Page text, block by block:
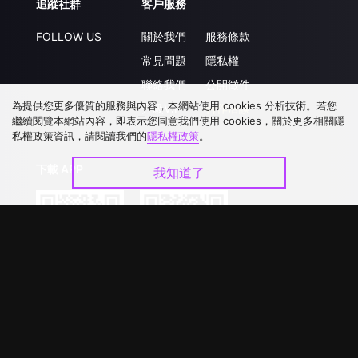
追蹤社群
FOLLOW US
客戶服務
關於我們
常見問題
聯絡我們
升級VIP
服務條款
隱私權
公開徵件
合作洽談
為提供您更多優質的服務與內容，本網站使用 cookies 分析技術。若您
繼續閱覽本網站內容，即表示您同意我們使用 cookies，關於更多相關隱
私權政策資訊，請閱讀我們的隱私權政策。
我知道了